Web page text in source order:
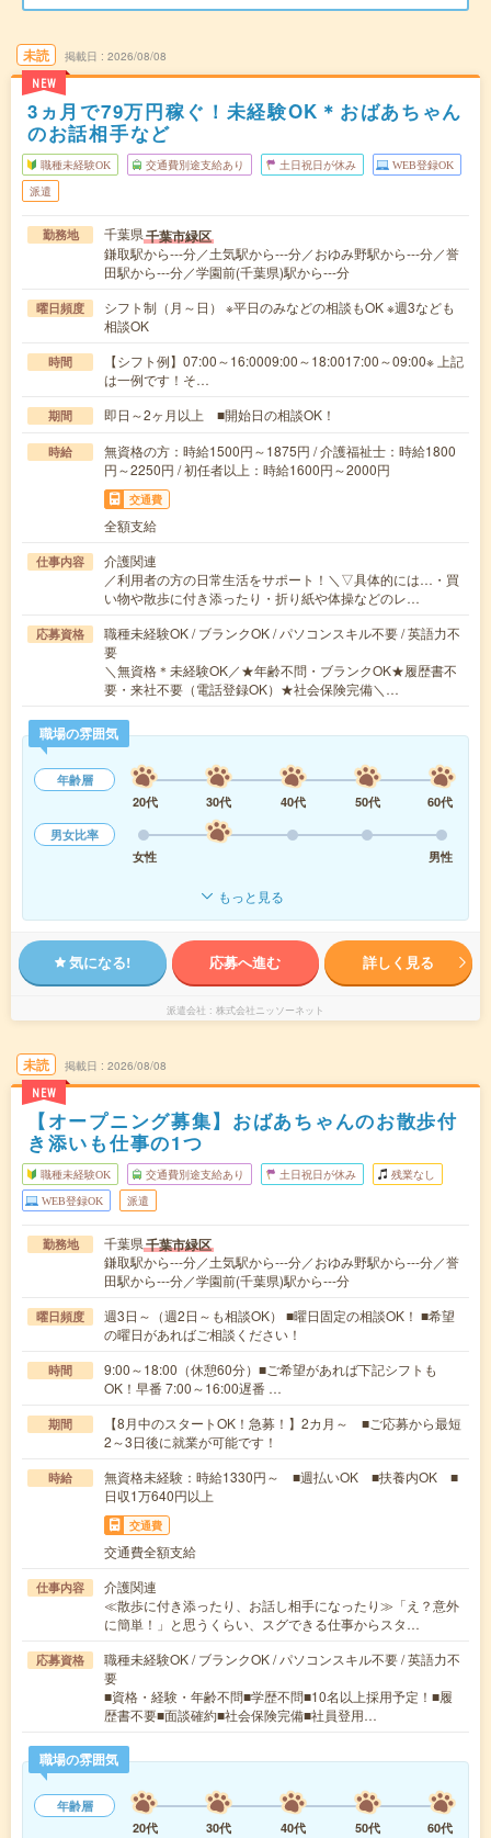
未読
NEW
掲載日 2026/08/08
3ヵ月で79万円稼ぐ！未経験OK＊おばあちゃん
のお話相手など
職種未経験OK 交通費別途支給あり 土日祝日が休み WEB登録OK
派遣
勤務地 千葉県千葉市緑区
鎌取駅から---分／土気駅から---分／おゆみ野駅から---分／誉
田駅から---分／学園前(千葉県)駅から---分
曜日頻度
シフト制（月～日） ※平日のみなどの相談もOK ※週3なども
相談OK
時間
【シフト例】07:00～16:0009:00～18:0017:00～09:00※ 上記
は一例です！そ…
期間 即日～2ヶ月以上 ■開始日の相談OK！
時給
無資格の方：時給1500円～1875円 / 介護福祉士：時給1800
円～2250円 / 初任者以上：時給1600円～2000円
交通費
全額支給
仕事内容
介護関連
／利用者の方の日常生活をサポート！＼▽具体的には…・買
い物や散歩に付き添ったり・折り紙や体操などのレ…
応募資格
職種未経験OK / ブランクOK / パソコンスキル不要 / 英語力不
要
＼無資格＊未経験OK／★年齢不問・ブランクOK★履歴書不
要・来社不要（電話登録OK）★社会保険完備＼…
職場の雰囲気
年齢層
20代
30代 40代 50代
60代
男女比率
女性
男性
もっと見る
気になる! 応募へ進む 詳しく見る
派遣会社 株式会社ニッソーネット
未読
NEW
掲載日 2026/08/08
【オープニング募集】おばあちゃんのお散歩付
き添いも仕事の1つ
職種未経験OK 交通費別途支給あり 土日祝日が休み 残業なし
WEB登録OK 派遣
勤務地 千葉県千葉市緑区
鎌取駅から---分／土気駅から---分／おゆみ野駅から---分／誉
田駅から---分／学園前(千葉県)駅から---分
曜日頻度
週3日～（週2日～も相談OK） ■曜日固定の相談OK！ ■希望
の曜日があればご相談ください！
時間
9:00～18:00（休憩60分）■ご希望があれば下記シフトも
OK！早番 7:00～16:00遅番 …
期間
【8月中のスタートOK！急募！】2カ月～ ■ご応募から最短
2～3日後に就業が可能です！
時給
無資格未経験：時給1330円～ ■週払いOK ■扶養内OK ■
日収1万640円以上
交通費
交通費全額支給
仕事内容
介護関連
≪散歩に付き添ったり、お話し相手になったり≫「え？意外
に簡単！」と思うくらい、スグできる仕事からスタ…
応募資格
職種未経験OK / ブランクOK / パソコンスキル不要 / 英語力不
要
■資格・経験・年齢不問■学歴不問■10名以上採用予定！■履
歴書不要■面談確約■社会保険完備■社員登用…
職場の雰囲気
年齢層
20代
30代 40代 50代
60代